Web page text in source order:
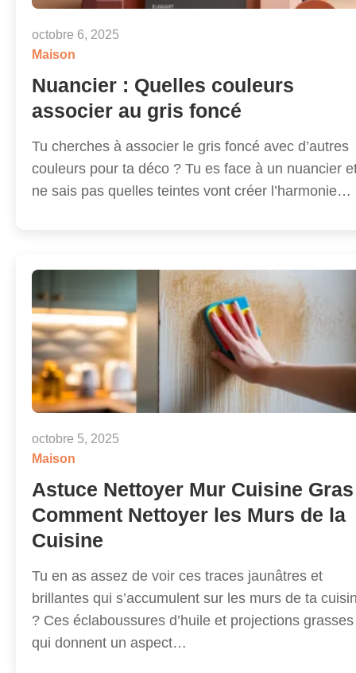
octobre 6, 2025
Maison
Nuancier : Quelles couleurs
associer au gris foncé
Tu cherches à associer le gris foncé avec d’autres
couleurs pour ta déco ? Tu es face à un nuancier
ne sais pas quelles teintes vont créer l’harmonie…
octobre 5, 2025
Maison
Astuce Nettoyer Mur Cuisine
Comment Nettoyer les Murs de la
Cuisine
Tu en as assez de voir ces traces jaunâtres et
brillantes qui s’accumulent sur les murs de ta
? Ces éclaboussures d’huile et projections grasses
qui donnent un aspect…